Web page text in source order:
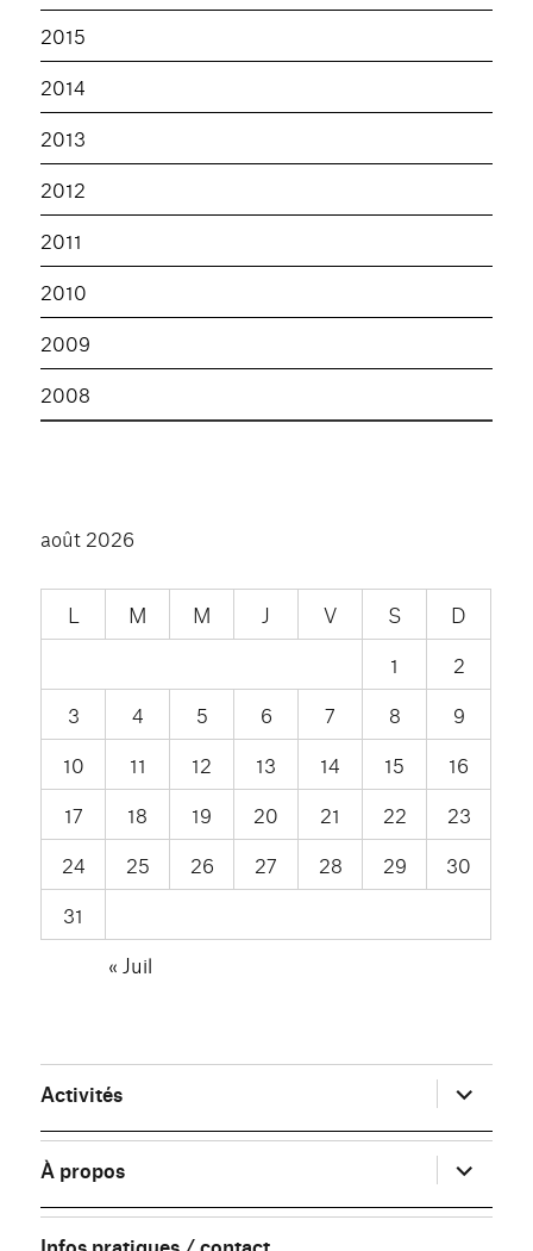
2015
2014
2013
2012
2011
2010
2009
2008
août 2026
L M M J V S
D
1
2
3
4 5 6 7 8
9
10
11 12 13 14 15
16
17
18 19 20 21 22
23
24
25 26 27 28 29
30
31
« Juil
Activités ouvrir
le
sous-
menu
À propos
ouvrir
le
sous-
menu